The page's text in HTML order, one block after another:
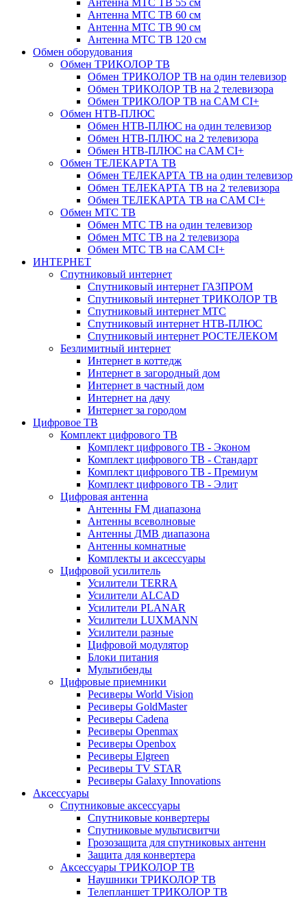
Антенна МТС ТВ 55 см
Антенна МТС ТВ 60 см
Антенна МТС ТВ 90 см
Антенна МТС ТВ 120 см
Обмен оборудования
Обмен ТРИКОЛОР ТВ
Обмен ТРИКОЛОР ТВ на один телевизор
Обмен ТРИКОЛОР ТВ на 2 телевизора
Обмен ТРИКОЛОР ТВ на CAM CI+
Обмен НТВ-ПЛЮС
Обмен НТВ-ПЛЮС на один телевизор
Обмен НТВ-ПЛЮС на 2 телевизора
Обмен НТВ-ПЛЮС на CAM CI+
Обмен ТЕЛЕКАРТА ТВ
Обмен ТЕЛЕКАРТА ТВ на один телевизор
Обмен ТЕЛЕКАРТА ТВ на 2 телевизора
Обмен ТЕЛЕКАРТА ТВ на CAM CI+
Обмен МТС ТВ
Обмен МТС ТВ на один телевизор
Обмен МТС ТВ на 2 телевизора
Обмен МТС ТВ на CAM CI+
ИНТЕРНЕТ
Спутниковый интернет
Спутниковый интернет ГАЗПРОМ
Спутниковый интернет ТРИКОЛОР ТВ
Спутниковый интернет МТС
Спутниковый интернет НТВ-ПЛЮС
Спутниковый интернет РОСТЕЛЕКОМ
Безлимитный интернет
Интернет в коттедж
Интернет в загородный дом
Интернет в частный дом
Интернет на дачу
Интернет за городом
Цифровое ТВ
Комплект цифрового ТВ
Комплект цифрового ТВ - Эконом
Комплект цифрового ТВ - Стандарт
Комплект цифрового ТВ - Премиум
Комплект цифрового ТВ - Элит
Цифровая антенна
Антенны FM диапазона
Антенны всеволновые
Антенны ДМВ диапазона
Антенны комнатные
Комплекты и аксессуары
Цифровой усилитель
Усилители TERRA
Усилители ALCAD
Усилители PLANAR
Усилители LUXMANN
Усилители разные
Цифровой модулятор
Блоки питания
Мультибенды
Цифровые приемники
Ресиверы World Vision
Ресиверы GoldMaster
Ресиверы Cadena
Ресиверы Openmax
Ресиверы Openbox
Ресиверы Elgreen
Ресиверы TV STAR
Ресиверы Galaxy Innovations
Аксессуары
Спутниковые аксессуары
Спутниковые конвертеры
Спутниковые мультисвитчи
Грозозащита для спутниковых антенн
Защита для конвертера
Аксессуары ТРИКОЛОР ТВ
Наушники ТРИКОЛОР ТВ
Телепланшет ТРИКОЛОР ТВ